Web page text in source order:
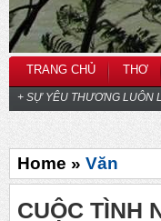
TRANG CHỦ THƠ
+ SỰ YÊU THƯƠNG LUÔN
Home » Văn
CUỘC TÌNH